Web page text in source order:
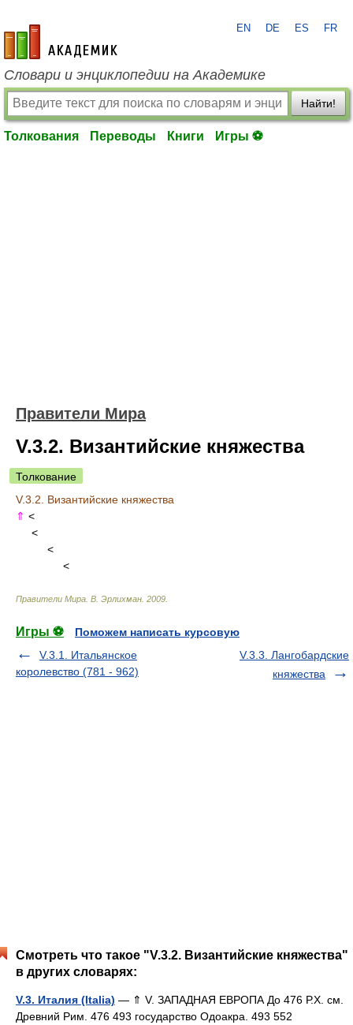
academic.ru
EN DE ES FR
Словари и энциклопедии на Академике
Найти!
Толкования Переводы Книги Игры ⚽
Правители Мира
V.3.2. Византийские княжества
Толкование
V.3.2. Византийские княжества
⇑ <
<
<
<
Правители Мира В. Эрлихман 2009
Игры ⚽
Поможем написать курсовую
V.3.1. Итальянское
королевство (781 - 962)
V.3.3. Лангобардские
княжества
Смотреть что такое "V.3.2. Византийские княжества"
в других словарях:
V.3. Италия (Italia) — ⇑ V. ЗАПАДНАЯ ЕВРОПА До 476 Р.Х. см.
Древний Рим. 476 493 государство Одоакра. 493 552